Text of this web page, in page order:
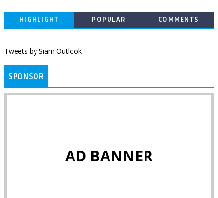
HIGHLIGHT POPULAR COMMENTS
Tweets by Siam Outlook
SPONSOR
AD BANNER